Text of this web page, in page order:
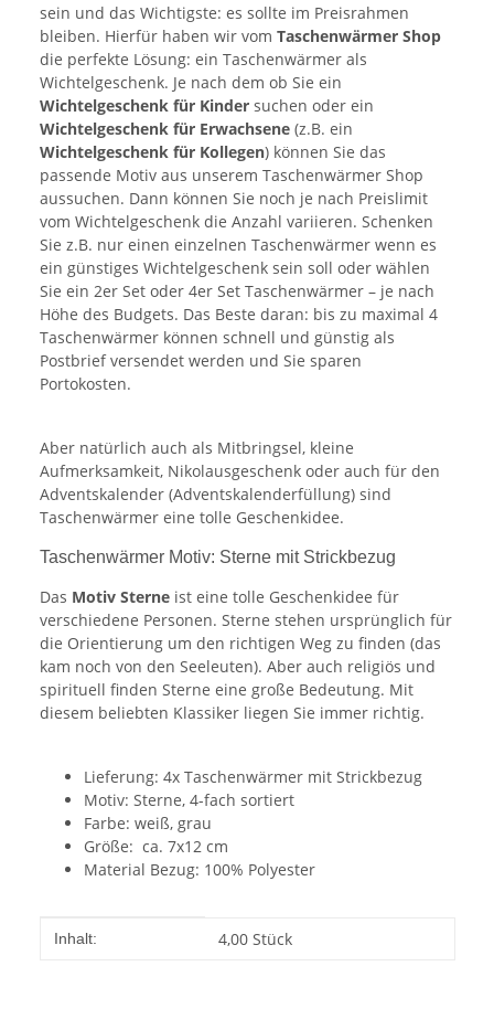
sein und das Wichtigste: es sollte im Preisrahmen
bleiben. Hierfür haben wir vom Taschenwärmer Shop
die perfekte Lösung: ein Taschenwärmer als
Wichtelgeschenk. Je nach dem ob Sie ein
Wichtelgeschenk für Kinder suchen oder ein
Wichtelgeschenk für Erwachsene (z.B. ein
Wichtelgeschenk für Kollegen) können Sie das
passende Motiv aus unserem Taschenwärmer Shop
aussuchen. Dann können Sie noch je nach Preislimit
vom Wichtelgeschenk die Anzahl variieren. Schenken
Sie z.B. nur einen einzelnen Taschenwärmer wenn es
ein günstiges Wichtelgeschenk sein soll oder wählen
Sie ein 2er Set oder 4er Set Taschenwärmer – je nach
Höhe des Budgets. Das Beste daran: bis zu maximal 4
Taschenwärmer können schnell und günstig als
Postbrief versendet werden und Sie sparen
Portokosten.
Aber natürlich auch als Mitbringsel, kleine
Aufmerksamkeit, Nikolausgeschenk oder auch für den
Adventskalender (Adventskalenderfüllung) sind
Taschenwärmer eine tolle Geschenkidee.
Taschenwärmer Motiv: Sterne mit Strickbezug
Das Motiv Sterne ist eine tolle Geschenkidee für
verschiedene Personen. Sterne stehen ursprünglich für
die Orientierung um den richtigen Weg zu finden (das
kam noch von den Seeleuten). Aber auch religiös und
spirituell finden Sterne eine große Bedeutung. Mit
diesem beliebten Klassiker liegen Sie immer richtig.
Lieferung: 4x Taschenwärmer mit Strickbezug
Motiv: Sterne, 4-fach sortiert
Farbe: weiß, grau
Größe: ca. 7x12 cm
Material Bezug: 100% Polyester
Produkteigenschaft
Wert
Inhalt: 4,00 Stück